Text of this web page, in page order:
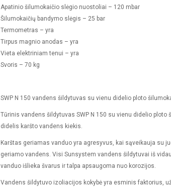
Apatinio šilumokaičio slėgio nuostoliai – 120 mbar
Šilumokaičių bandymo slėgis – 25 bar
Termometras – yra
Tirpus magnio anodas – yra
Vieta elektriniam tenui – yra
Svoris – 70 kg
SWP N 150 vandens šildytuvas su vienu didelio ploto
Tūrinis vandens šildytuvas SWP N 150 su vienu didelio
didelis karšto vandens kiekis.
Karštas geriamas vanduo yra agresyvus, kai sąveikauja su
geriamo vandens. Visi Sunsystem vandens šildytuvai iš
vanduo išlieka švarus ir talpa apsaugoma nuo korozijos.
Vandens šildytuvo izoliacijos kokybė yra esminis faktorius,